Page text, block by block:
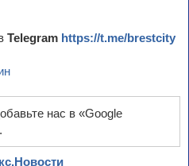
Telegram https://t.me/brestcity
нас в «Google
.